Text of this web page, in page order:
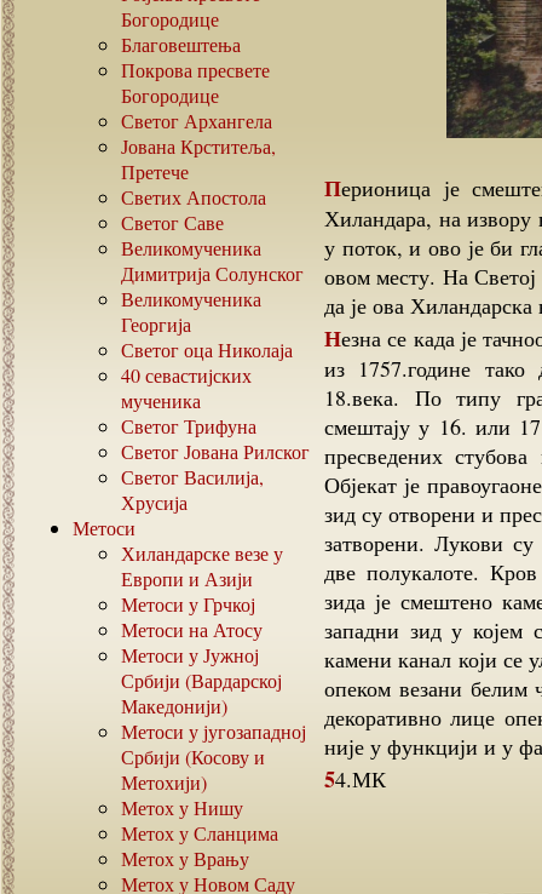
Богородице
Благовештења
Покрова пресвете
Богородице
Светог Архангела
Јована Крститеља,
Претече
Светих Апостола
Светог Саве
Великомученика
Димитрија Солунског
Великомученика
Георгија
Светог оца Николаја
40севастијских
мученика
Светог Трифуна
Светог Јована Рилског
Светог Василија,
Хрусија
Метоси
Хиландарске везе у
Европи и Азији
Метоси у Грчкој
Метоси на Атосу
Метоси у Јужној
Србији (Вардарској
Македонији)
Метоси у југозападној
Србији (Косову и
Метохији)
Метох у Нишу
Метох у Сланцима
Метох у Врању
Метох у Новом Саду
Перионица је смештена на око 120 метара северно од манастира
Хиландара, на извору
у поток, и ово је би
овом месту. На
да је ова Хиландарска
Незна се када је тачноо саграђена ова шерионица, има је на бакрорезу
из 1757.године тако
18.века. По типу
смештају у 16. или
пресведених
Објекат је
зид су отворени и
затворени. Лукови
две полукалоте.
зида је смештено
западни зид у којем
камени канал који се
опеком везани белим
декоративно лице
није у функцији и у
54.МК